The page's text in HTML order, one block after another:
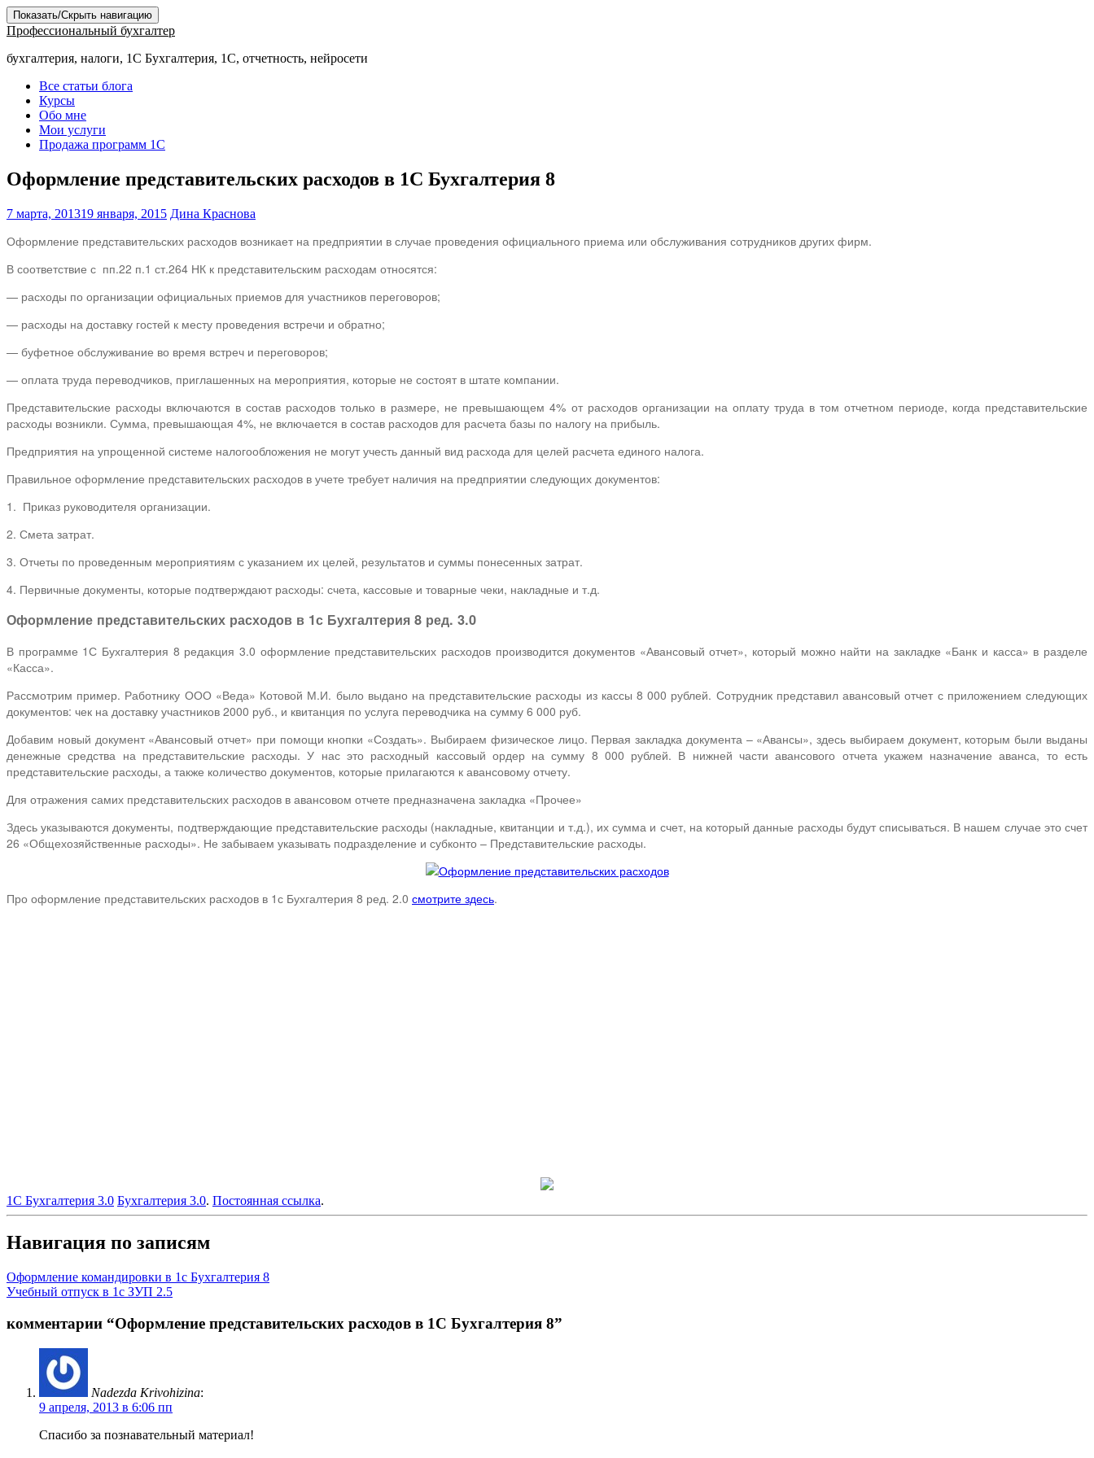
Показать/Скрыть навигацию
Профессиональный бухгалтер
бухгалтерия, налоги, 1С Бухгалтерия, 1С, отчетность, нейросети
Все статьи блога
Курсы
Обо мне
Мои услуги
Продажа программ 1С
Оформление представительских расходов в 1С Бухгалтерия 8
7 марта, 201319 января, 2015 Дина Краснова
Оформление представительских расходов возникает на предприятии в случае проведения официального приема или обслуживания сотрудников других фирм.
В соответствие с пп.22 п.1 ст.264 НК к представительским расходам относятся:
— расходы по организации официальных приемов для участников переговоров;
— расходы на доставку гостей к месту проведения встречи и обратно;
— буфетное обслуживание во время встреч и переговоров;
— оплата труда переводчиков, приглашенных на мероприятия, которые не состоят в штате компании.
Представительские расходы включаются в состав расходов только в размере, не превышающем 4% от расходов организации на оплату труда в том отчетном периоде, когда представительские
расходы возникли. Сумма, превышающая 4%, не включается в состав расходов для расчета базы по налогу на прибыль.
Предприятия на упрощенной системе налогообложения не могут учесть данный вид расхода для целей расчета единого налога.
Правильное оформление представительских расходов в учете требует наличия на предприятии следующих документов:
1. Приказ руководителя организации.
2. Смета затрат.
3. Отчеты по проведенным мероприятиям с указанием их целей, результатов и суммы понесенных затрат.
4. Первичные документы, которые подтверждают расходы: счета, кассовые и товарные чеки, накладные и т.д.
Оформление представительских расходов в 1с Бухгалтерия 8 ред. 3.0
В программе 1С Бухгалтерия 8 редакция 3.0 оформление представительских расходов производится документов «Авансовый отчет», который можно найти на закладке «Банк и касса» в разделе
«Касса».
Рассмотрим пример. Работнику ООО «Веда» Котовой М.И. было выдано на представительские расходы из кассы 8 000 рублей. Сотрудник представил авансовый отчет с приложением следующих
документов: чек на доставку участников 2000 руб., и квитанция по услуга переводчика на сумму 6 000 руб.
Добавим новый документ «Авансовый отчет» при помощи кнопки «Создать». Выбираем физическое лицо. Первая закладка документа – «Авансы», здесь выбираем документ, которым были выданы
денежные средства на представительские расходы. У нас это расходный кассовый ордер на сумму 8 000 рублей. В нижней части авансового отчета укажем назначение аванса, то есть
представительские расходы, а также количество документов, которые прилагаются к авансовому отчету.
Для отражения самих представительских расходов в авансовом отчете предназначена закладка «Прочее»
Здесь указываются документы, подтверждающие представительские расходы (накладные, квитанции и т.д.), их сумма и счет, на который данные расходы будут списываться. В нашем случае это счет
26 «Общехозяйственные расходы». Не забываем указывать подразделение и субконто – Представительские расходы.
Про оформление представительских расходов в 1с Бухгалтерия 8 ред. 2.0 смотрите здесь.
1С Бухгалтерия 3.0 Бухгалтерия 3.0. Постоянная ссылка.
Навигация по записям
Оформление командировки в 1с Бухгалтерия 8
Учебный отпуск в 1с ЗУП 2.5
комментарии “Оформление представительских расходов в 1С Бухгалтерия 8”
Nadezda Krivohizina:
9 апреля, 2013 в 6:06 пп
Спасибо за познавательный материал!